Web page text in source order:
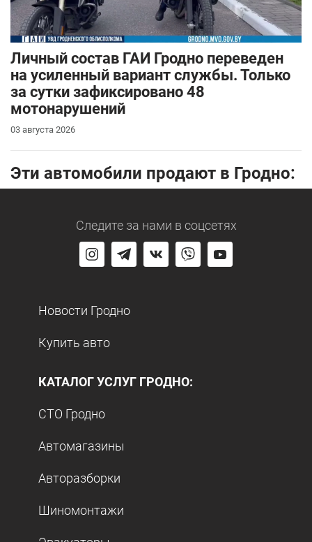
Личный состав ГАИ Гродно переведен
на усиленный вариант службы. Только
за сутки зафиксировано 48
мотонарушений
03 августа 2026
Эти автомобили продают в Гродно:
Следите за нами в соцсетях
Новости Гродно
Купить авто
КАТАЛОГ УСЛУГ ГРОДНО:
СТО Гродно
Автомагазины
Авторазборки
Шиномонтажи